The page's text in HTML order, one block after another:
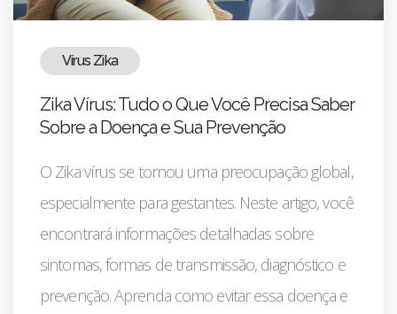
Vírus Zika
Zika Vírus: Tudo o Que Você Precisa Saber
Sobre a Doença e Sua Prevenção
O Zika vírus se tornou uma preocupação global,
especialmente para gestantes. Neste artigo, você
encontrará informações detalhadas sobre
sintomas, formas de transmissão, diagnóstico e
prevenção. Aprenda como evitar essa doença e